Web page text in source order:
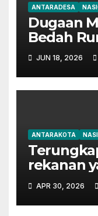
ANTARADESA
Dugaan
Bedah
Mesuji,
JUN 18, 2026
ANTARAKOTA
rekanan
mantan
Tengah
APR 30, 2026